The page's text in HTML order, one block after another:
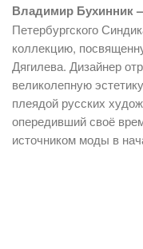
Владимир Бухинник
Петербургского
коллекцию,
Дягилева. Дизайнер
великолепную
плеядой русских
опередивший своё
источником моды в